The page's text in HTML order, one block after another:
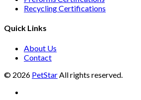
Recycling Certifications
Quick Links
About Us
Contact
© 2026 PetStar All rights reserved.